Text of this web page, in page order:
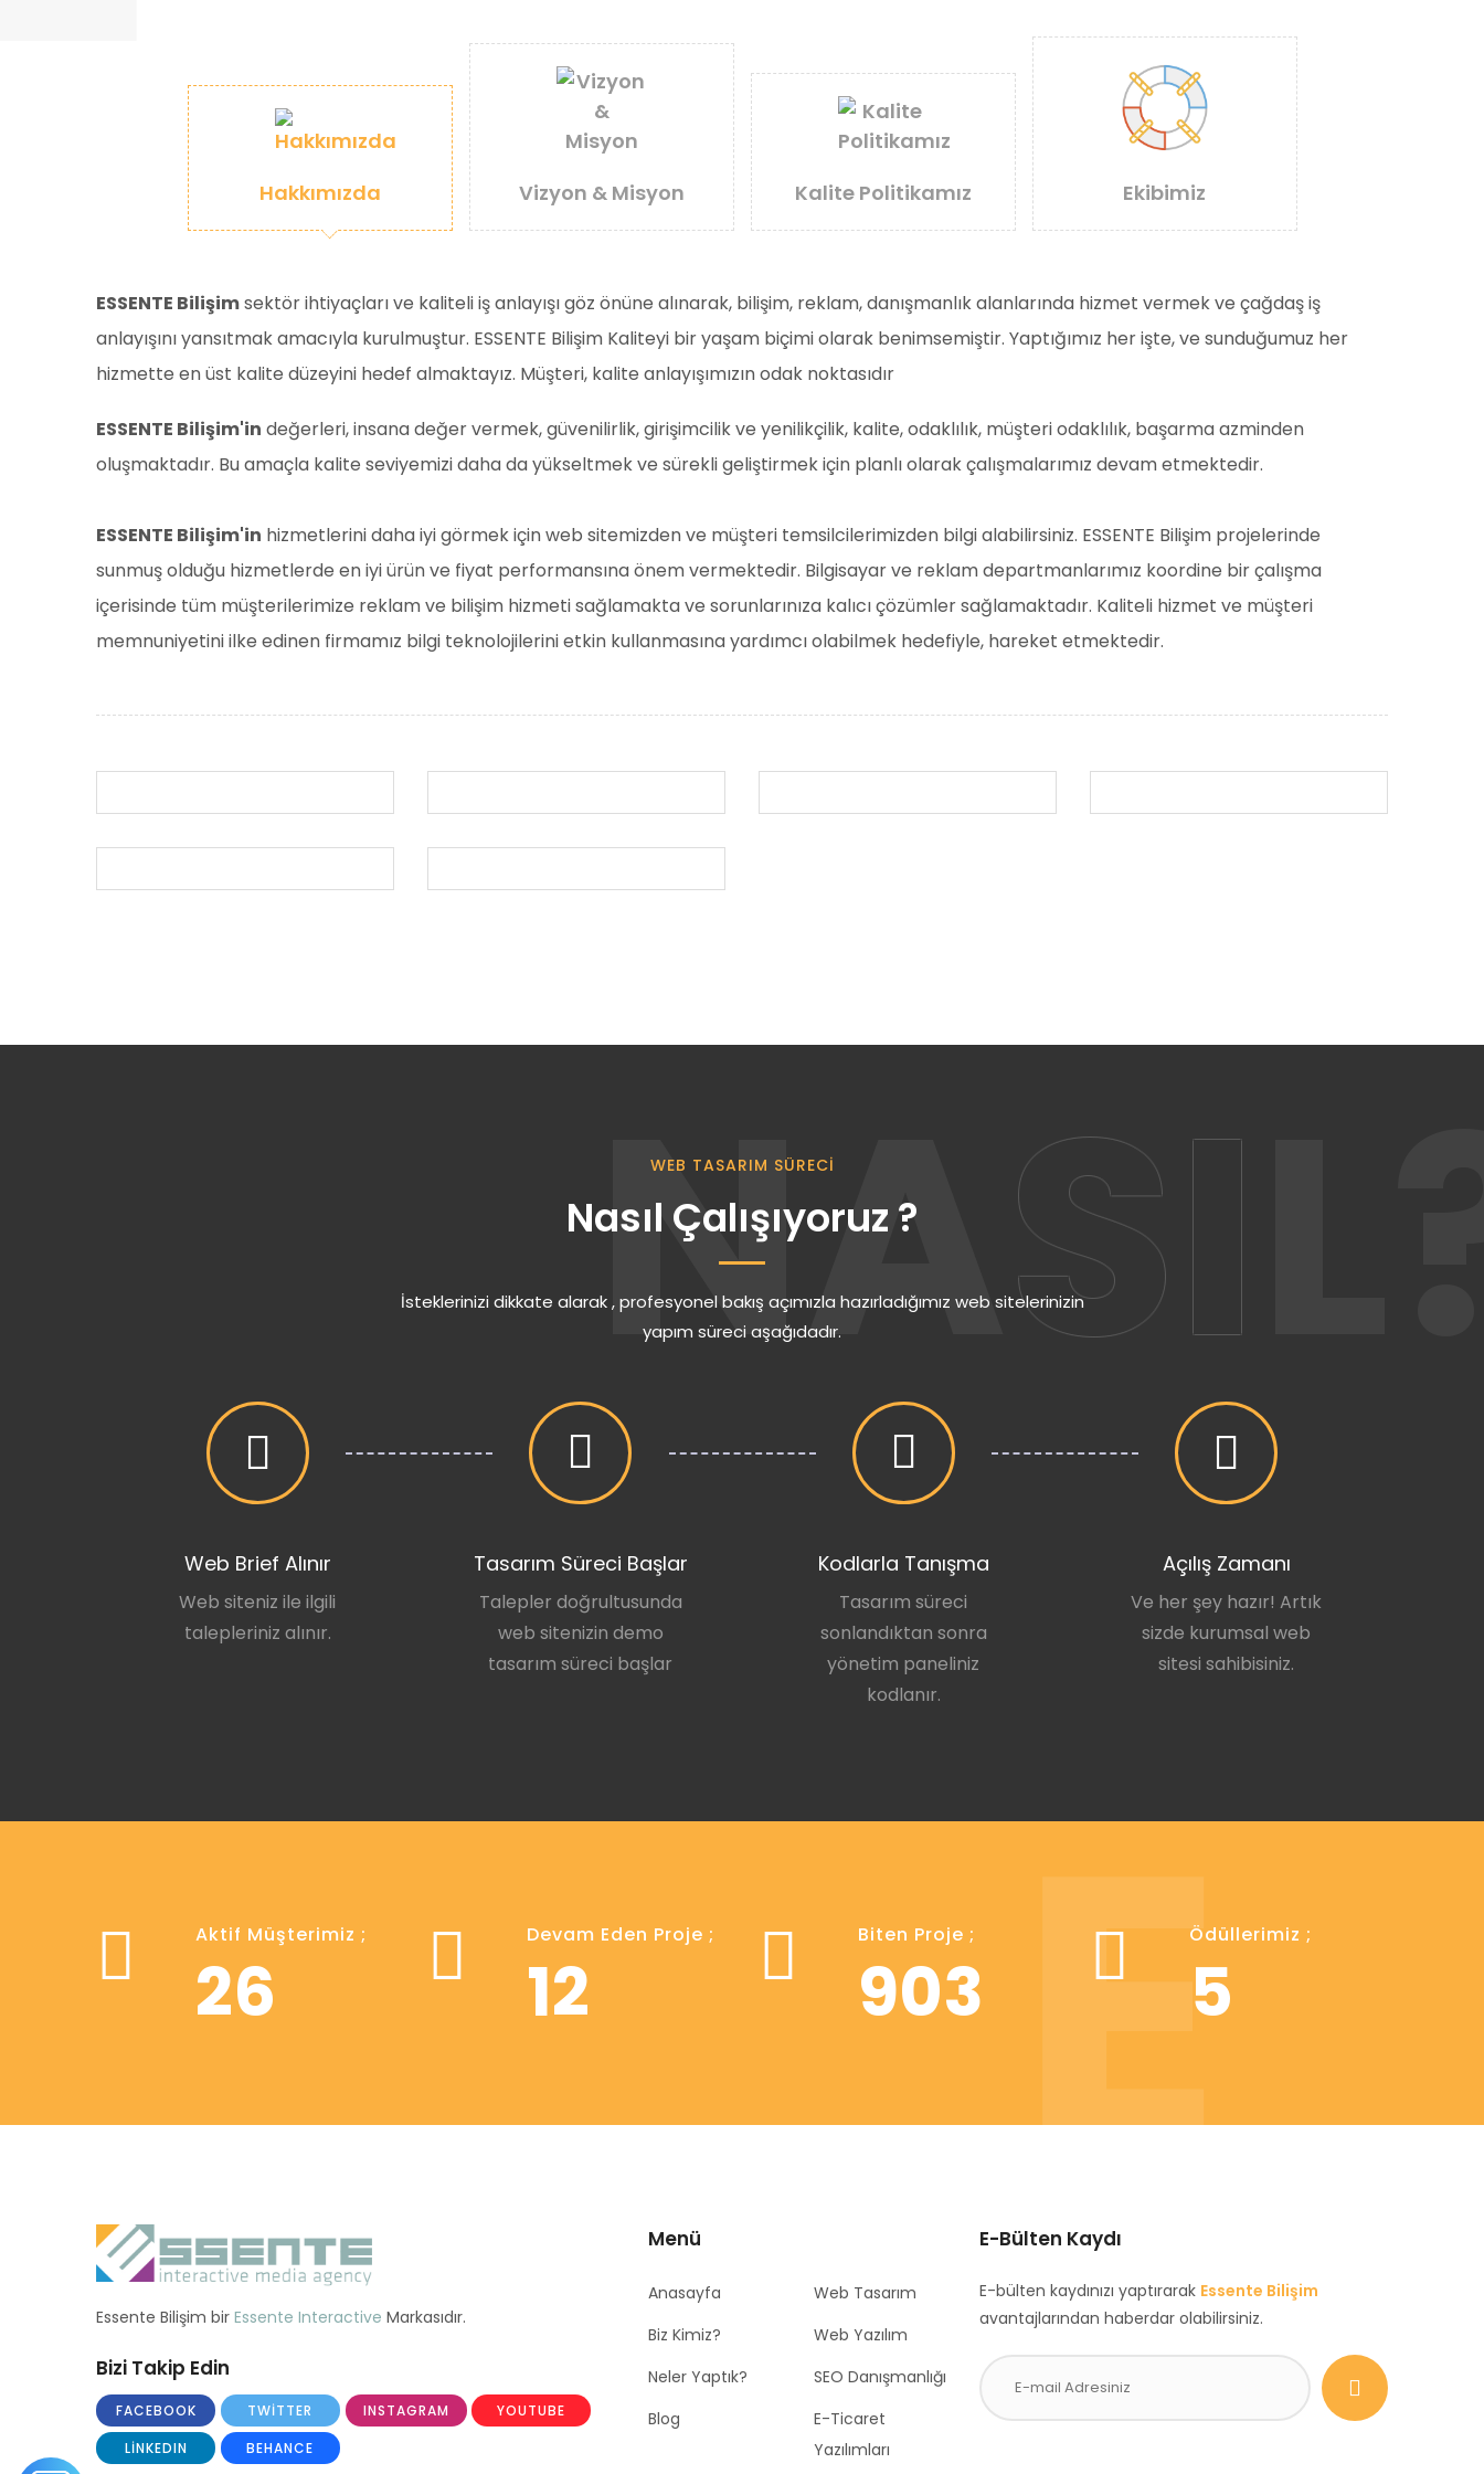
Hakkımızda Vizyon & Misyon Kalite Politikamız Ekibimiz
ESSENTE Bilişimsektör ihtiyaçları ve kaliteli iş anlayışı göz önüne alınarak, bilişim, reklam, danışmanlık alanlarında hizmet vermek ve çağdaş iş
anlayışını yansıtmak amacıyla kurulmuştur. ESSENTE Bilişim Kaliteyi bir yaşam biçimi olarak benimsemiştir. Yaptığımız her işte, ve sunduğumuz her
hizmette en üst kalite düzeyini hedef almaktayız. Müşteri, kalite anlayışımızın odak noktasıdır
ESSENTE Bilişim'in değerleri, insana değer vermek, güvenilirlik, girişimcilik ve yenilikçilik, kalite, odaklılık, müşteri odaklılık, başarma azminden
oluşmaktadır. Bu amaçla kalite seviyemizi daha da yükseltmek ve sürekli geliştirmek için planlı olarak çalışmalarımız devam etmektedir.
ESSENTE Bilişim'in hizmetlerini daha iyi görmek için web sitemizden ve müşteri temsilcilerimizden bilgi alabilirsiniz. ESSENTE Bilişim projelerinde
sunmuş olduğu hizmetlerde en iyi ürün ve fiyat performansına önem vermektedir. Bilgisayar ve reklam departmanlarımız koordine bir çalışma
içerisinde tüm müşterilerimize reklam ve bilişim hizmeti sağlamakta ve sorunlarınıza kalıcı çözümler sağlamaktadır. Kaliteli hizmet ve müşteri
memnuniyetini ilke edinen firmamız bilgi teknolojilerini etkin kullanmasına yardımcı olabilmek hedefiyle, hareket etmektedir.
NASI
WEB TASARIM SÜRECİ
Nasıl Çalışıyoruz ?
İsteklerinizi dikkate alarak , profesyonel bakış açımızla hazırladığımız web sitelerinizin
yapım süreci aşağıdadır.
Web Brief Alınır
Web siteniz ile ilgili
talepleriniz alınır.
Tasarım Süreci Başlar
Talepler doğrultusunda
web sitenizin demo
tasarım süreci başlar
Kodlarla Tanışma
Tasarım süreci
sonlandıktan sonra
yönetim paneliniz
kodlanır.
Açılış Zamanı
Ve her şey hazır! Artık
sizde kurumsal web
sitesi sahibisiniz.
E
Aktif Müşterimiz ;
26
Devam Eden Proje ;
12
Biten Proje ;
903
Ödüllerimiz ;
5
Essente Bilişim bir Essente Interactive Markasıdır.
Bizi Takip Edin
FACEBOOK TWITTER INSTAGRAM
YOUTUBE
LINKEDIN
BEHANCE
Menü
Anasayfa
Biz Kimiz?
Neler Yaptık?
Blog
Web Tasarım
Web Yazılım
SEO Danışmanlığı
E-Ticaret
Yazılımları
E-Bülten Kaydı
E-bülten kaydınızı yaptırarak Essente Bilişim
avantajlarından haberdar olabilirsiniz.